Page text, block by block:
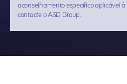
aconselhamento específico aplicável
contacte o ASD Group.